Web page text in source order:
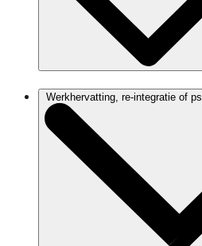
Werkhervatting, re-integratie of